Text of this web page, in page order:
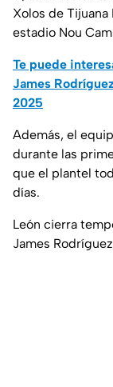
Xolos de
estadio Nou
Te puede
James
2025
Además, el
durante las
que el plantel
días.
León cierra
James